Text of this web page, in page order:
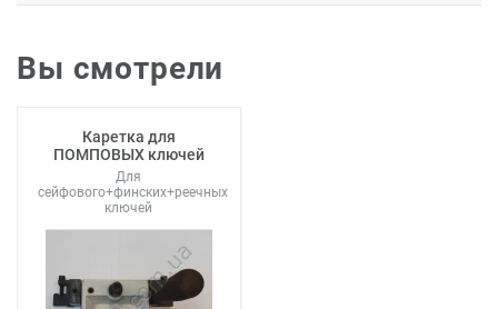
Вы смотрели
Каретка для
ПОМПОВЫХ ключей
Для
сейфового+финских+реечных
ключей